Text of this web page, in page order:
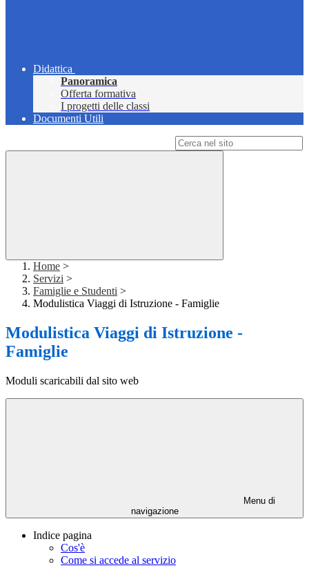
Didattica
Panoramica
Offerta formativa
I progetti delle classi
Documenti Utili
Home >
Servizi >
Famiglie e Studenti >
Modulistica Viaggi di Istruzione - Famiglie
Modulistica Viaggi di Istruzione -
Famiglie
Moduli scaricabili dal sito web
Menu di
navigazione
Indice pagina
Cos'è
Come si accede al servizio